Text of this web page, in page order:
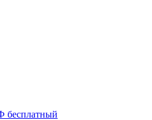
бесплатный